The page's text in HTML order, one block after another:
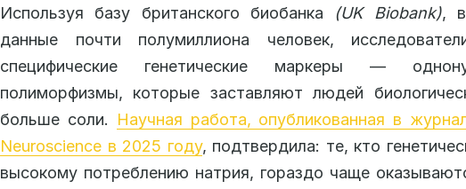
Используя базу британского биобанка (UK Biobank),
данные почти полумиллиона человек,
специфические генетические маркеры —
полиморфизмы, которые заставляют людей
больше соли.
Научная работа, опубликованная в
Neuroscience в 2025 году, подтвердила: те, кто
высокому потреблению натрия, гораздо чаще